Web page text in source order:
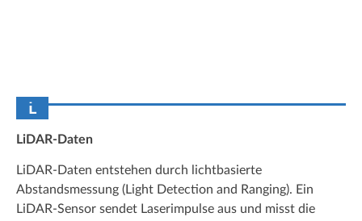
L
LiDAR-Daten
LiDAR-Daten entstehen durch lichtbasierte
Abstandsmessung (Light Detection and Ranging). Ein
LiDAR-Sensor sendet Laserimpulse aus und misst die